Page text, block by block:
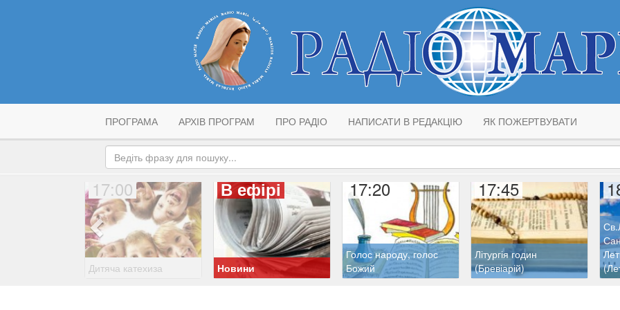
ПРОГРАМА АРХІВ ПРОГРАМ ПРО РАДІО НАПИСАТИ В РЕДАКЦІЮ ЯК ПОЖЕРТВУВАТИ
17:00
Дитяча катехиза
В ефірі
Новини
17:20
Голос народу, голос
Божий
17:45
Літургія годин
(Бревіарій)